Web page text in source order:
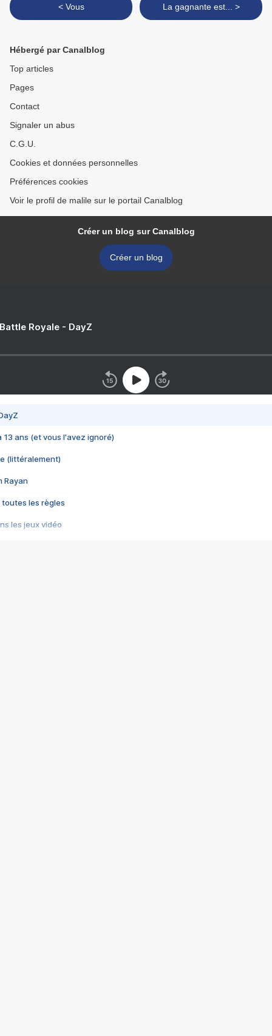
< Vous La gagnante est... >
Hébergé par Canalblog
Top articles
Pages
Contact
Signaler un abus
C.G.U.
Cookies et données personnelles
Préférences cookies
Voir le profil de malile sur le portail Canalblog
Créer un blog sur Canalblog
Créer un blog
Royale - DayZ
13 ans (et vous l'avez ignoré)
(littéralement)
Rayan
toutes les règles
les jeux vidéo